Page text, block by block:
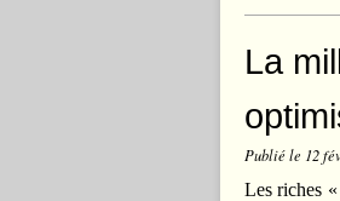
La
Publié le 12
Les riches